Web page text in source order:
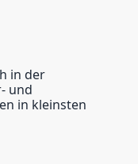
in der
und
in kleinsten